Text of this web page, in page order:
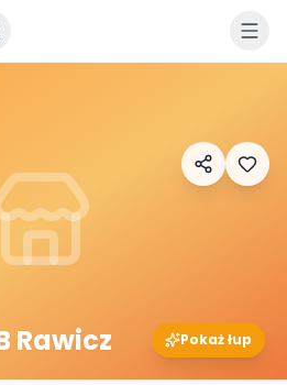
Rawicz Pokaż łup